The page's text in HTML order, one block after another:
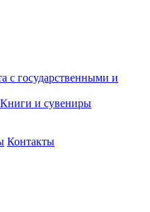
с государственными и
Книги и сувениры
Контакты